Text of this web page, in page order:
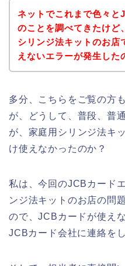
ネットでこれまで色々と
のことを調べてきたけど
シリンジ法キットのお店
えないエラーが発生した
多分、こちらをご覧の方
が、どうして、普段、普
が、家庭用シリンジ法キ
け使えなかったのか？
私は、今回のJCBカード
ンジ法キットのお店の問
ので、JCBカードが使え
JCBカード会社に連絡を